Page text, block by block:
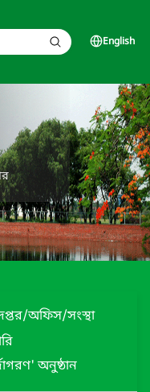
English
অফিস/সংস্থা
অনুষ্ঠান